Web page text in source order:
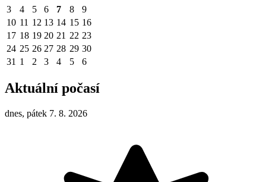
3
4 5 6 7 8
9
10 11 12 13 14 15 16
17 18 19 20 21 22 23
24 25 26 27 28 29 30
31 1 2 3 4 5 6
Aktuální počasí
dnes, pátek 7. 8. 2026